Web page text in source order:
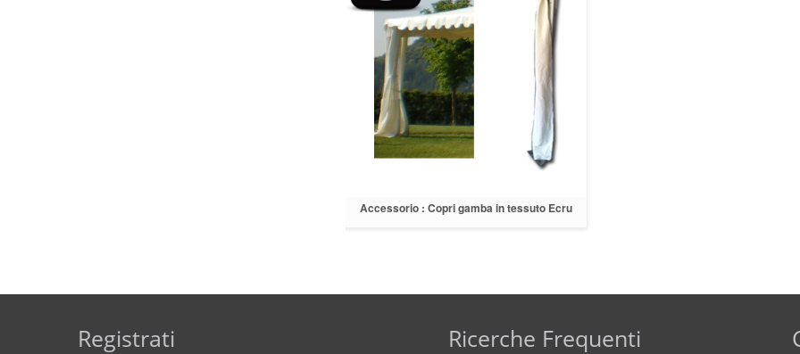
Accessorio : Copri gamba in tessuto Ecru
Registrati Ricerche Frequenti